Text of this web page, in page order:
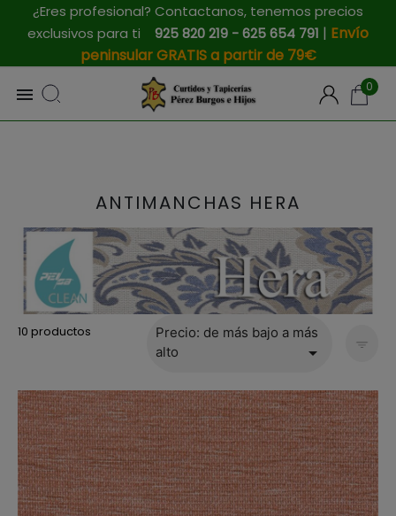
¿Eres profesional? Contactanos, tenemos precios
exclusivos para ti 925 820 219 - 625 654 791 | Envío
peninsular GRATIS a partir de 79€
 0
ANTIMANCHAS HERA
10 productos
Precio: de más bajo a más
alto
